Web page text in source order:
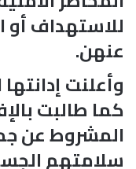
للاستهداف أو
عنهن.
وأعلنت
كما طالبت
المشروط عن
سلامتهم